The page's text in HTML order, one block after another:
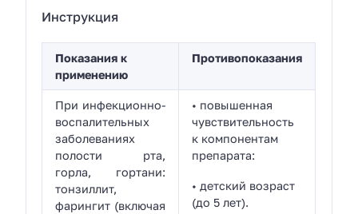
Инструкция
Показания к
применению
Противопоказания
При инфекционно-
воспалительных
заболеваниях
полости рта,
горла, гортани:
тонзиллит,
фарингит (включая
• повышенная
чувствительность
к компонентам
препарата:
• детский возраст
(до 5 лет).